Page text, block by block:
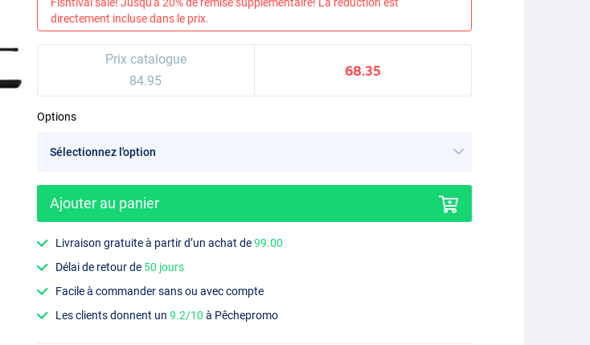
directement incluse dans le prix.
Prix catalogue
84.95
68.35
Options
Ajouter au panier
Livraison gratuite à partir d’un achat de99.00
Délai de retour de 50 jours
Facile à commander sans ou avec compte
Les clients donnent un9.2/10 à Pêchepromo